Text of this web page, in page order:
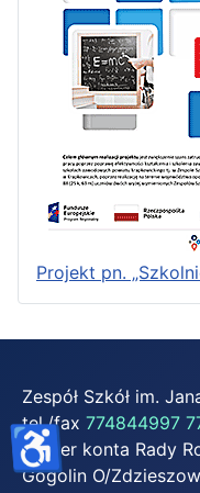
Projekt pn.
Zespół Szkół im.
tel./fax 774844997
Numer konta Rady
Gogolin O/